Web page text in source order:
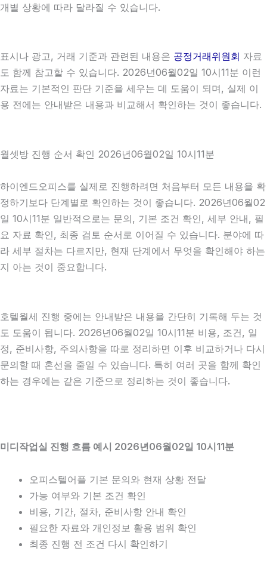
개별 상황에 따라 달라질 수 있습니다.
표시나 광고, 거래 기준과 관련된 내용은 공정거래위원회 자료
도 함께 참고할 수 있습니다. 2026년06월02일 10시11분 이런
자료는 기본적인 판단 기준을 세우는 데 도움이 되며, 실제 이
용 전에는 안내받은 내용과 비교해서 확인하는 것이 좋습니다.
월셋방 진행 순서 확인 2026년06월02일 10시11분
하이엔드오피스를 실제로 진행하려면 처음부터 모든 내용을 확
정하기보다 단계별로 확인하는 것이 좋습니다. 2026년06월02
일 10시11분 일반적으로는 문의, 기본 조건 확인, 세부 안내, 필
요 자료 확인, 최종 검토 순서로 이어질 수 있습니다. 분야에 따
라 세부 절차는 다르지만, 현재 단계에서 무엇을 확인해야 하는
지 아는 것이 중요합니다.
호텔월세 진행 중에는 안내받은 내용을 간단히 기록해 두는 것
도 도움이 됩니다. 2026년06월02일 10시11분 비용, 조건, 일
정, 준비사항, 주의사항을 따로 정리하면 이후 비교하거나 다시
문의할 때 혼선을 줄일 수 있습니다. 특히 여러 곳을 함께 확인
하는 경우에는 같은 기준으로 정리하는 것이 좋습니다.
미디작업실 진행 흐름 예시 2026년06월02일 10시11분
오피스텔어플 기본 문의와 현재 상황 전달
가능 여부와 기본 조건 확인
비용, 기간, 절차, 준비사항 안내 확인
필요한 자료와 개인정보 활용 범위 확인
최종 진행 전 조건 다시 확인하기